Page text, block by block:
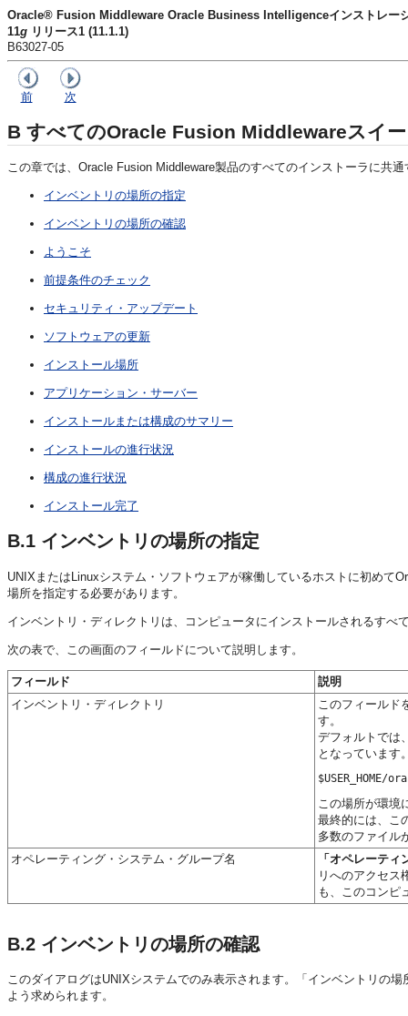
Oracle® Fusion Middleware Oracle Business Intelligenceインストレー
11g リリース1 (11.1.1)
B63027-05
前 次
B すべてのOracle Fusion Middlewareスイ
この章では、Oracle Fusion Middleware製品のすべてのインストーラに共
インベントリの場所の指定
インベントリの場所の確認
ようこそ
前提条件のチェック
セキュリティ・アップデート
ソフトウェアの更新
インストール場所
アプリケーション・サーバー
インストールまたは構成のサマリー
インストールの進行状況
構成の進行状況
インストール完了
B.1 インベントリの場所の指定
UNIXまたはLinuxシステム・ソフトウェアが稼働しているホストに初めて
場所を指定する必要があります。
インベントリ・ディレクトリは、コンピュータにインストールされるす
次の表で、この画面のフィールドについて説明します。
フィールド
説明
インベントリ・ディレクトリ
このフィールド
す。
デフォルトでは
となっています
この場所が環境
最終的には、こ
多数のファイル
オペレーティング・システム・グループ名
「オペレーテ
リへのアクセス
も、このコンピ
B.2 インベントリの場所の確認
このダイアログはUNIXシステムでのみ表示されます。「インベントリの
よう求められます。